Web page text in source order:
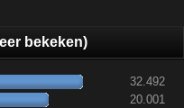
bekeken)
32.492
20.001